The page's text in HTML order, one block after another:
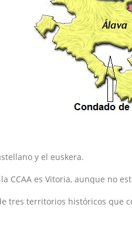
y el euskera.
la CCAA es Vitoria, aunque no
tres territorios históricos que